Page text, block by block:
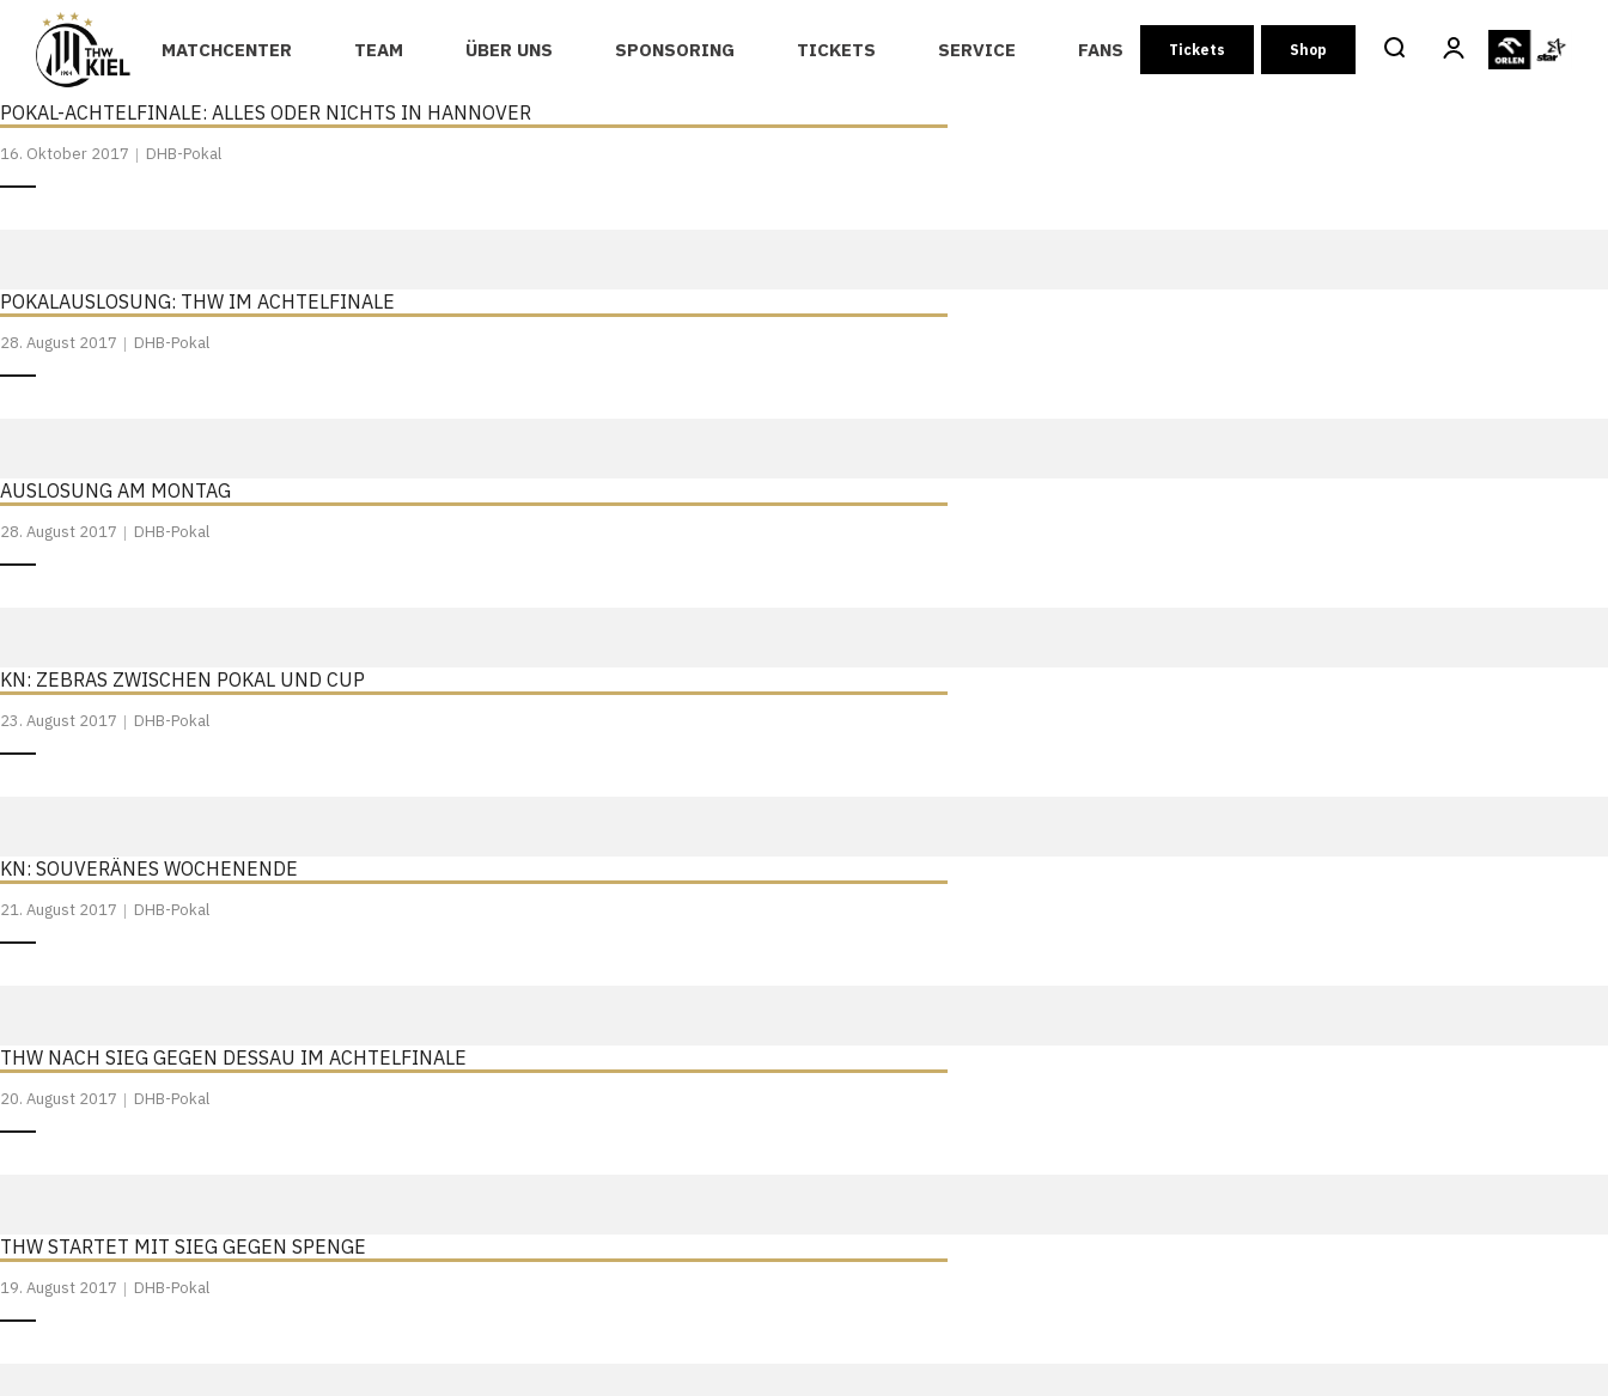
MATCHCENTER TEAM ÜBER UNS SPONSORING TICKETS SERVICE FANS Tickets Shop
POKAL-ACHTELFINALE: ALLES ODER NICHTS IN HANNOVER
16. Oktober 2017 DHB-Pokal
POKALAUSLOSUNG: THW IM ACHTELFINALE
28. August 2017 DHB-Pokal
AUSLOSUNG AM MONTAG
28. August 2017 DHB-Pokal
KN: ZEBRAS ZWISCHEN POKAL UND CUP
23. August 2017 DHB-Pokal
KN: SOUVERÄNES WOCHENENDE
21. August 2017 DHB-Pokal
THW NACH SIEG GEGEN DESSAU IM ACHTELFINALE
20. August 2017 DHB-Pokal
THW STARTET MIT SIEG GEGEN SPENGE
19. August 2017 DHB-Pokal